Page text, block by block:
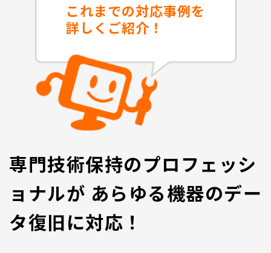
これまでの対応事例を
詳しくご紹介！
専門技術保持のプロフェッシ
ョナルが あらゆる機器のデー
タ復旧に対応！